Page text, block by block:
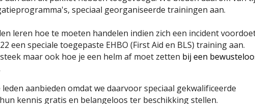
speciaal georganiseerde trainingen aan.
leren hoe te moeten handelen indien zich een incident
een speciale toegepaste EHBO (First Aid en BLS) trainingaan.
maar ook hoe je een helm af moet zetten bij een
aanbieden omdat we daarvoor speciaal gekwalificeerde
kennis gratis en belangeloos ter beschikking stellen.